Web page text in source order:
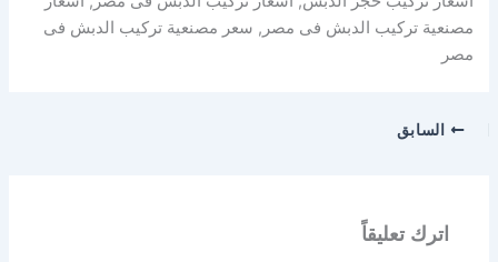
مصنعية تركيب الدبش فى مصر, سعر مصنعية تركيب الدبش فى
مصر
السابق
اترك تعليقاً